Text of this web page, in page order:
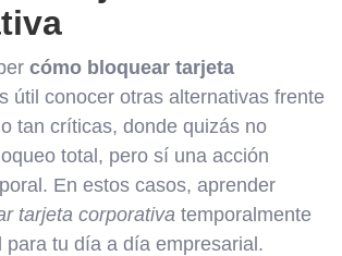
cómo bloquear tarjeta
útil conocer otras alternativas frente
tan críticas, donde quizás no
total, pero sí una acción
En estos casos, aprender
tarjeta corporativa temporalmente
para tu día a día empresarial.